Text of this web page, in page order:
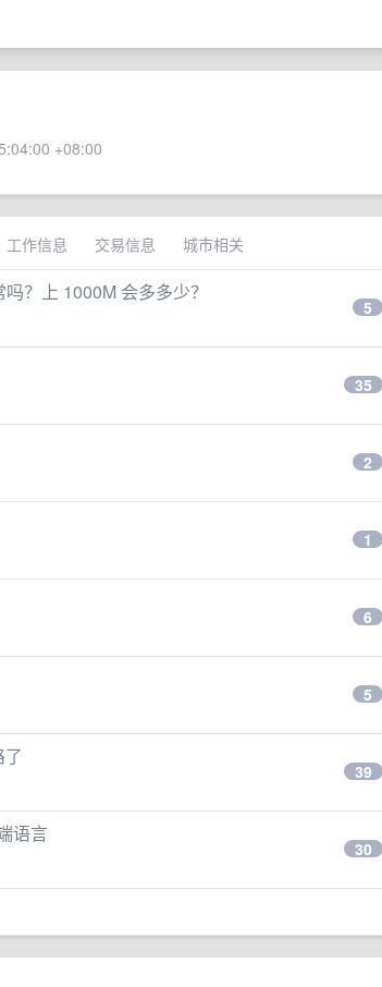
+08:00
工作信息 交易信息 城市相关
？上 1000M 会多多少？
5
35
2
1
6
5
39
语言
30